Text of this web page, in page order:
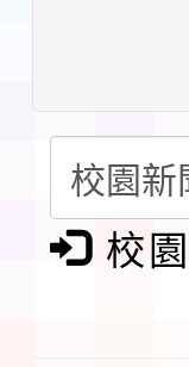
錦
計
115
會活
本校
第3
告(
檢送
賽實
本市
校園